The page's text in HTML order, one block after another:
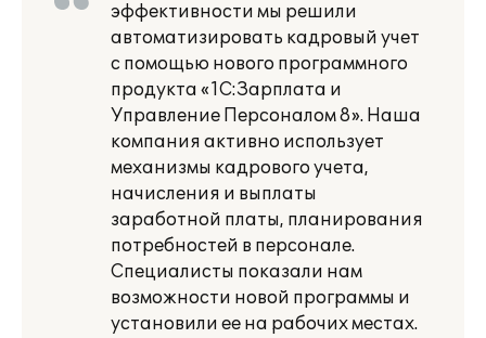
эффективности мы решили
автоматизировать кадровый учет
с помощью нового программного
продукта «1С:Зарплата и
Управление Персоналом 8». Наша
компания активно использует
механизмы кадрового учета,
начисления и выплаты
заработной платы, планирования
потребностей в персонале.
Специалисты показали нам
возможности новой программы и
установили ее на рабочих местах.